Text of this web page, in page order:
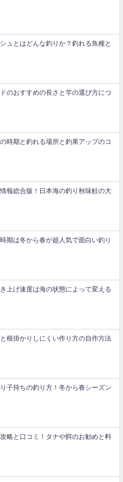
ュとはどんな釣りか？釣れる魚種と
のおすすめの長さと竿の選び方につ
時期と釣れる場所と釣果アップのコ
報総合版！日本海の釣り秋味鮭の大
期は冬から春が超人気で面白い釣り
上げ速度は海の状態によって変える
根掛かりしにくい作り方の自作方法
子持ちの釣り方！冬から春シーズン
略と口コミ！タナや餌のお勧めと料